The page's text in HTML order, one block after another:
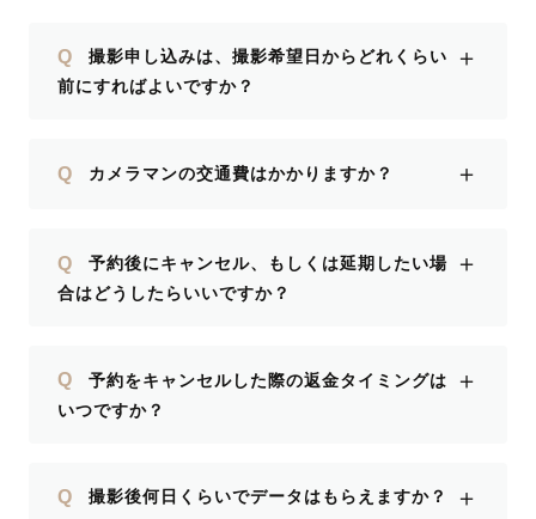
Q
撮影申し込みは、撮影希望日からどれくらい
前にすればよいですか？
＋
Q カメラマンの交通費はかかりますか？ ＋
Q
予約後にキャンセル、もしくは延期したい場
合はどうしたらいいですか？
＋
Q
予約をキャンセルした際の返金タイミングは
いつですか？
＋
Q 撮影後何日くらいでデータはもらえますか？ ＋